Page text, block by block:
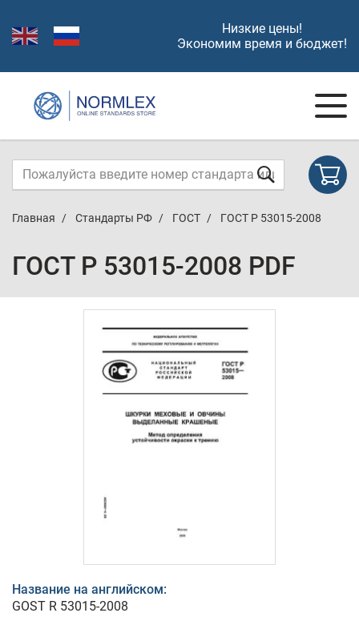
Низкие цены!
Экономим время и бюджет!
Главная Стандарты РФ ГОСТ ГОСТ Р 53015-2008
ГОСТ Р 53015-2008 PDF
Название на английском:
GOST R 53015-2008